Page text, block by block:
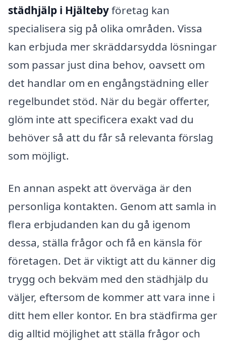
städhjälp i Hjältebyföretag kan
specialisera sig på olika områden. Vissa
kan erbjuda mer skräddarsydda lösningar
som passar just dina behov, oavsett om
det handlar om en engångstädning eller
regelbundet stöd. När du begär offerter,
glöm inte att specificera exakt vad du
behöver så att du får så relevanta förslag
som möjligt.
En annan aspekt att överväga är den
personliga kontakten. Genom att samla in
flera erbjudanden kan du gå igenom
dessa, ställa frågor och få en känsla för
företagen. Det är viktigt att du känner dig
trygg och bekväm med den städhjälp du
väljer, eftersom de kommer att vara inne i
ditt hem eller kontor. En bra städfirma ger
dig alltid möjlighet att ställa frågor och